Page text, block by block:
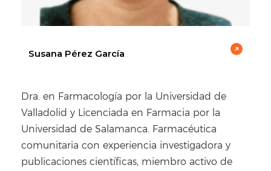
Susana Pérez García
Dra. en Farmacología por la Universidad de
Valladolid y Licenciada en Farmacia por la
Universidad de Salamanca. Farmacéutica
comunitaria con experiencia investigadora y
publicaciones científicas, miembro activo de